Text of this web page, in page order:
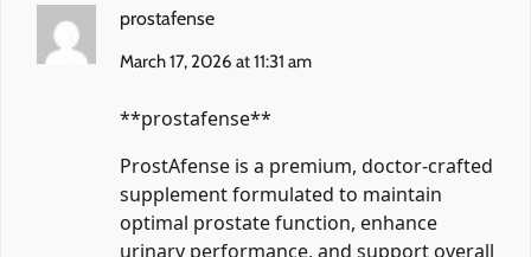
prostafense
March 17, 2026 at 11:31 am
**prostafense**
ProstAfense is a premium, doctor-crafted
supplement formulated to maintain
optimal prostate function, enhance
urinary performance, and support overall